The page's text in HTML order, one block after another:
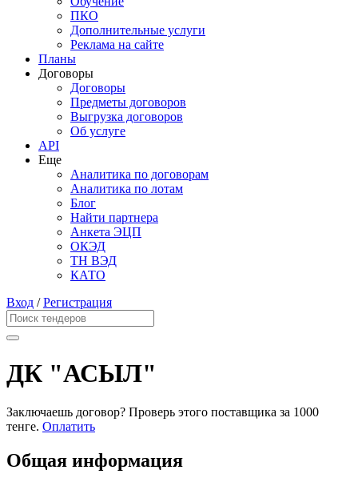
ПКО
Дополнительные услуги
Реклама на сайте
Планы
Договоры
Договоры
Предметы договоров
Выгрузка договоров
Об услуге
API
Еще
Аналитика по договорам
Аналитика по лотам
Блог
Найти партнера
Анкета ЭЦП
ОКЭД
ТН ВЭД
КАТО
Вход /Регистрация
ДК "АСЫЛ"
Заключаешь договор? Проверь этого поставщика за 1000
тенге. Оплатить
Общая информация